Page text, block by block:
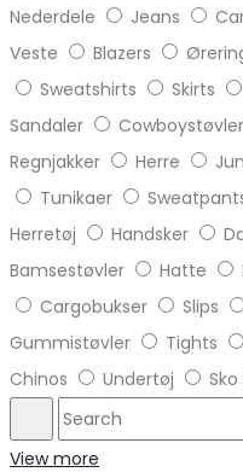
Nederdele
Jeans
Veste
Blazers
Sweatshirts
Skirts
Sandaler
Cowboystøvler
Regnjakker
Herre
Tunikaer
Herretøj
Handsker
Bamsestøvler
Hatte
Cargobukser
Slips
Gummistøvler
Tights
Chinos
Undertøj
Search
View more